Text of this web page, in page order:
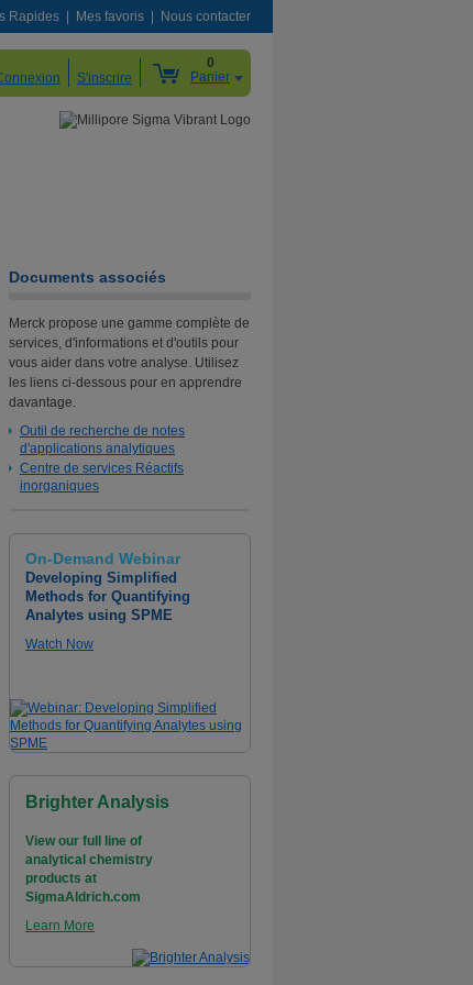
Rapides Mes favoris Nous contacter
S'inscrire
0
Panier
Documents associés
Merck propose une gamme complète de
services, d'informations et d'outils pour
vous aider dans votre analyse. Utilisez
les liens ci-dessous pour en apprendre
davantage.
Outil de recherche de notes
d'applications analytiques
Centre de services Réactifs
inorganiques
On-Demand Webinar
Developing Simplified
Methods for Quantifying
Analytes using SPME
Watch Now
Brighter Analysis
View our full line of
analytical chemistry
products at
SigmaAldrich.com
Learn More